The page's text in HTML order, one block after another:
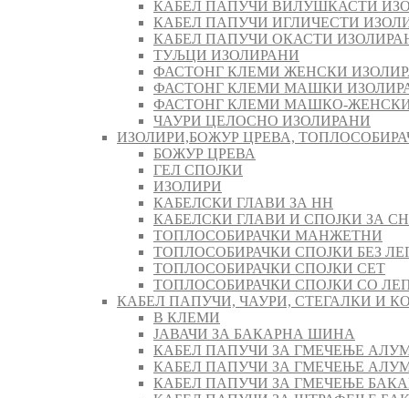
КАБЕЛ ПАПУЧИ ВИЛУШКАСТИ
КАБЕЛ ПАПУЧИ ИГЛИЧЕСТИ
КАБЕЛ ПАПУЧИ ОКАСТИ
ТУЉЦИ ИЗОЛИРАНИ
ФАСТОНГ КЛЕМИ ЖЕНСКИ
ФАСТОНГ КЛЕМИ МАШКИ
ФАСТОНГ КЛЕМИ МАШКO-
ЧАУРИ ЦЕЛОСНО ИЗОЛИРАНИ
ИЗОЛИРИ,БОЖУР ЦРЕВА,
БОЖУР ЦРЕВА
ГЕЛ СПОЈКИ
ИЗОЛИРИ
КАБЕЛСКИ ГЛАВИ ЗА НН
КАБЕЛСКИ ГЛАВИ И СПОЈКИ ЗА СН
ТОПЛОСОБИРАЧКИ МАНЖЕТНИ
ТОПЛОСОБИРАЧКИ СПОЈКИ БЕЗ
ТОПЛОСОБИРАЧКИ СПОЈКИ СЕТ
ТОПЛОСОБИРАЧКИ СПОЈКИ СО
КАБЕЛ ПАПУЧИ, ЧАУРИ, СТЕГАЛКИ И
В КЛЕМИ
ЈАВАЧИ ЗА БАКАРНА ШИНА
КАБЕЛ ПАПУЧИ ЗА ГМЕЧЕЊЕ
КАБЕЛ ПАПУЧИ ЗА ГМЕЧЕЊЕ
КАБЕЛ ПАПУЧИ ЗА ГМЕЧЕЊЕ